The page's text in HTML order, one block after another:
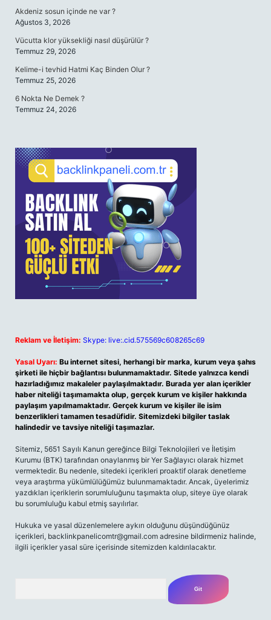
Akdeniz sosun içinde ne var ?
Ağustos 3, 2026
Vücutta klor yüksekliği nasıl düşürülür ?
Temmuz 29, 2026
Kelime-i tevhid Hatmi Kaç Binden Olur ?
Temmuz 25, 2026
6 Nokta Ne Demek ?
Temmuz 24, 2026
Reklam ve İletişim: Skype: live:.cid.575569c608265c69
Yasal Uyarı: Bu internet sitesi, herhangi bir marka, kurum veya şahıs
şirketi ile hiçbir bağlantısı bulunmamaktadır. Sitede yalnızca kendi
hazırladığımız makaleler paylaşılmaktadır. Burada yer alan içerikler
haber niteliği taşımamakta olup, gerçek kurum ve kişiler hakkında
paylaşım yapılmamaktadır. Gerçek kurum ve kişiler ile isim
benzerlikleri tamamen tesadüfidir. Sitemizdeki bilgiler taslak
halindedir ve tavsiye niteliği taşımazlar.
Sitemiz, 5651 Sayılı Kanun gereğince Bilgi Teknolojileri ve İletişim
Kurumu (BTK) tarafından onaylanmış bir Yer Sağlayıcı olarak hizmet
vermektedir. Bu nedenle, sitedeki içerikleri proaktif olarak denetleme
veya araştırma yükümlülüğümüz bulunmamaktadır. Ancak, üyelerimiz
yazdıkları içeriklerin sorumluluğunu taşımakta olup, siteye üye olarak
bu sorumluluğu kabul etmiş sayılırlar.
Hukuka ve yasal düzenlemelere aykırı olduğunu düşündüğünüz
içerikleri, backlinkpanelicomtr@gmail.com adresine bildirmeniz halinde,
ilgili içerikler yasal süre içerisinde sitemizden kaldırılacaktır.